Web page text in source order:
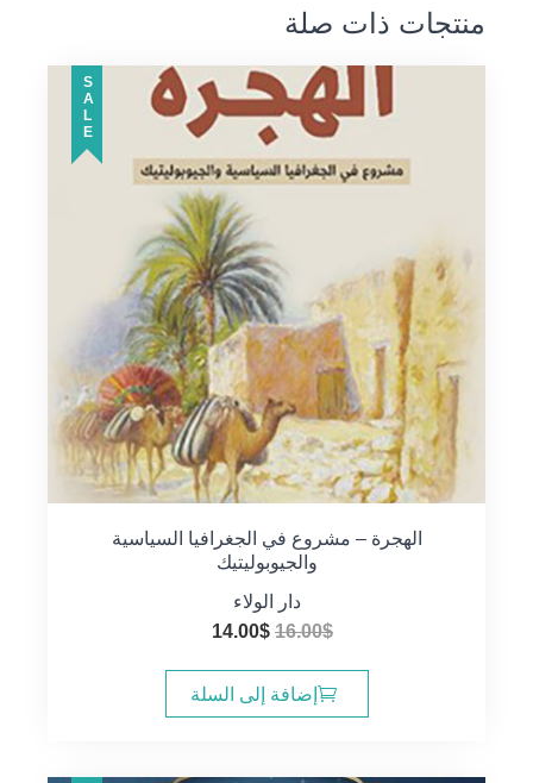
منتجات ذات صلة
SALE
الهجرة – مشروع في الجغرافيا السياسية
والجيوبوليتيك
دار الولاء
16.00$
السعر
هو:
16.00$.
14.00$
هو:
14.00$.
إضافة إلى السلة